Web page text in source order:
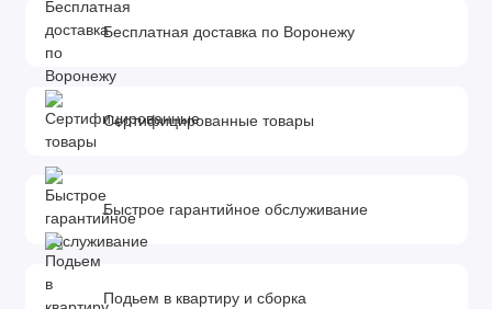
Бесплатная доставка по Воронежу
Сертифицированные товары
Быстрое гарантийное обслуживание
Подьем в квартиру и сборка